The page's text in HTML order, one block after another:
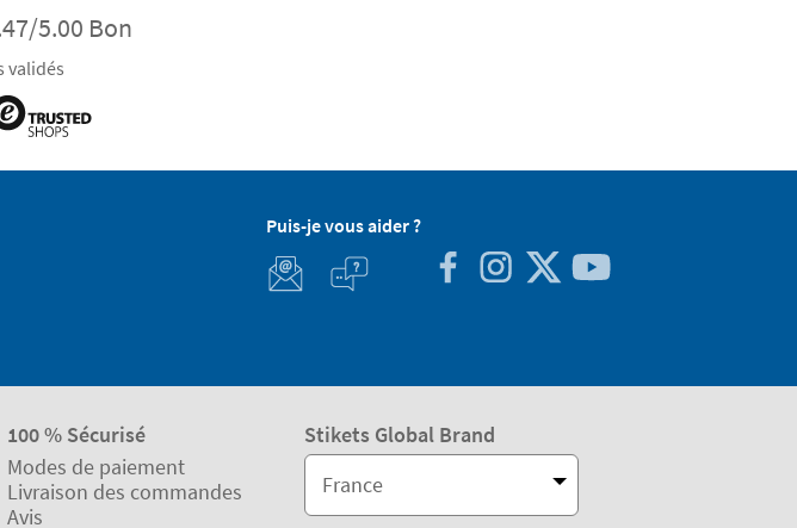
5.00 Bon
validés
Puis-je vous aider ?
100 % Sécurisé
Modes de paiement
Livraison des commandes
Avis
Stikets Global Brand
France